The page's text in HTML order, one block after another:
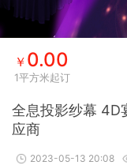
￥ 0.00
1平方米起订
全息投影纱幕 4D
应商
2023-05-13 20:08